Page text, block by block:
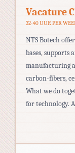
Vacature
32-40 UUR PER
NTS Botech
bases, supports
manufacturing
carbon-fibers,
What we do
for technology.